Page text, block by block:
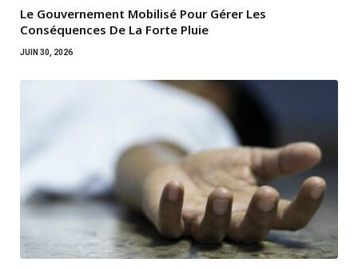
Le Gouvernement Mobilisé Pour Gérer Les
Conséquences De La Forte Pluie
JUIN 30, 2026